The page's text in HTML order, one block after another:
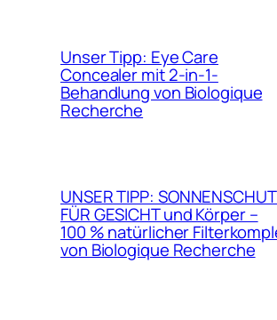
Unser Tipp: Eye Care
Concealer mit 2-in-1-
Behandlung von Biologique
Recherche
UNSER TIPP:
FÜR GESICHT und Körper –
100 % natürlicher
von Biologique Recherche